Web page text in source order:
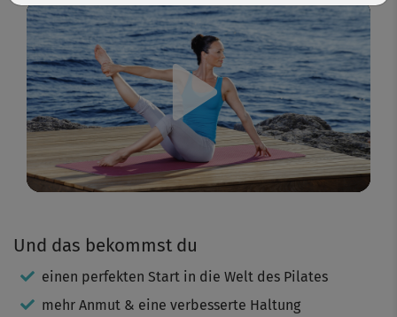
Play
Video
Und das bekommst du
einen perfekten Start in die Welt des Pilates
mehr Anmut & eine verbesserte Haltung